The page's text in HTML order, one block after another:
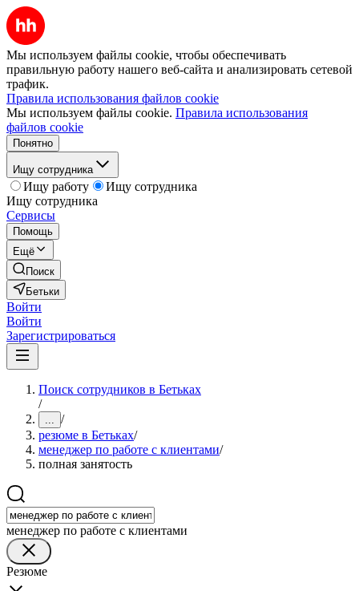
Мы используем файлы cookie, чтобы обеспечивать
правильную работу нашего веб-сайта и анализировать сетевой
трафик.
Правила использования файлов cookie
Мы используем файлы cookie. Правила использования
файлов cookie
Понятно
Ищу сотрудника
Ищу работу
Ищу сотрудника
Ищу сотрудника
Сервисы
Помощь
Ещё
Поиск
Бетьки
Войти
Войти
Зарегистрироваться
Поиск сотрудников в Бетьках
/
... /
резюме в Бетьках/
менеджер по работе с клиентами/
полная занятость
менеджер по работе с клиентами
Резюме